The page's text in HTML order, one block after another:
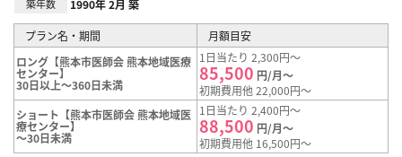
築年数 1990年 2月 築
プラン名・期間
月額目安
ロング【熊本市医師会 熊本地域医療
センター】
30日以上～360日未満
1日当たり 2,300円～
85,500 円/月～
初期費用他 22,000円～
ショート【熊本市医師会 熊本地域医
療センター】
～30日未満
1日当たり 2,400円～
88,500 円/月～
初期費用他 16,500円～